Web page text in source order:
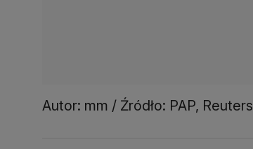
Autor: mm / Źródło: PAP, Reuters